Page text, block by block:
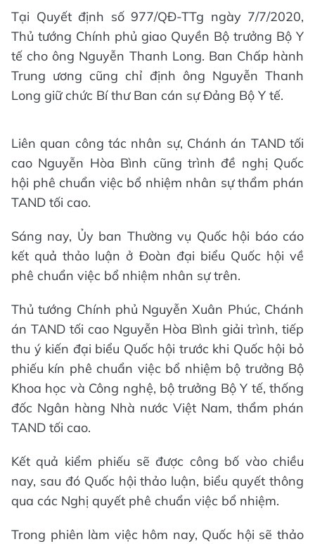
Tại Quyết định số 977/QĐ-TTg ngày 7/7/2020,
Thủ tướng Chính phủ giao Quyền Bộ trưởng Bộ Y
tế cho ông Nguyễn Thanh Long. Ban Chấp hành
Trung ương cũng chỉ định ông Nguyễn Thanh
Long giữ chức Bí thư Ban cán sự Đảng Bộ Y tế.
Liên quan công tác nhân sự, Chánh án TAND tối
cao Nguyễn Hòa Bình cũng trình đề nghị Quốc
hội phê chuẩn việc bổ nhiệm nhân sự thẩm phán
TAND tối cao.
Sáng nay, Ủy ban Thường vụ Quốc hội báo cáo
kết quả thảo luận ở Đoàn đại biểu Quốc hội về
phê chuẩn việc bổ nhiệm nhân sự trên.
Thủ tướng Chính phủ Nguyễn Xuân Phúc, Chánh
án TAND tối cao Nguyễn Hòa Bình giải trình, tiếp
thu ý kiến đại biểu Quốc hội trước khi Quốc hội bỏ
phiếu kín phê chuẩn việc bổ nhiệm bộ trưởng Bộ
Khoa học và Công nghệ, bộ trưởng Bộ Y tế, thống
đốc Ngân hàng Nhà nước Việt Nam, thẩm phán
TAND tối cao.
Kết quả kiểm phiếu sẽ được công bố vào chiều
nay, sau đó Quốc hội thảo luận, biểu quyết thông
qua các Nghị quyết phê chuẩn việc bổ nhiệm.
Trong phiên làm việc hôm nay, Quốc hội sẽ thảo